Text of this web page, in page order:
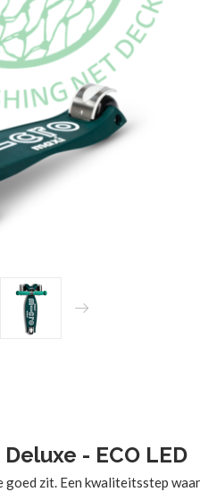
- ECO LED
zit. Een kwaliteitsstep